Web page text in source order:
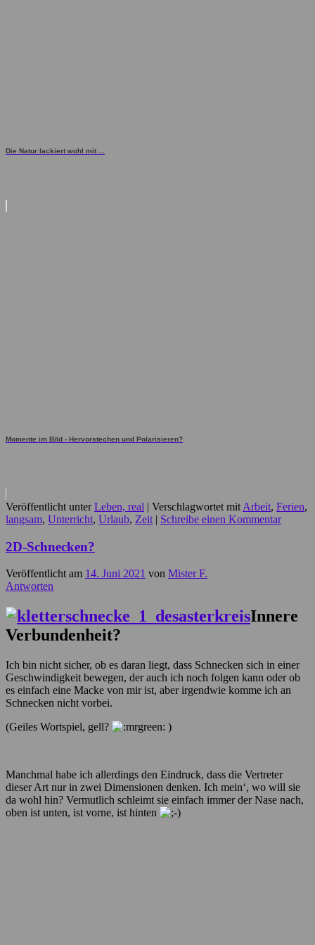
Die Natur lackiert wohl mit ...
Momente im Bild - Hervorstechen und Polarisieren?
Veröffentlicht unter Leben, real | Verschlagwortet mit Arbeit, Ferien,
langsam, Unterricht, Urlaub, Zeit | Schreibe einen Kommentar
2D-Schnecken?
Veröffentlicht am 14. Juni 2021 von Mister F.
Antworten
Innere
Verbundenheit?
Ich bin nicht sicher, ob es daran liegt, dass Schnecken sich in einer
Geschwindigkeit bewegen, der auch ich noch folgen kann oder ob
es einfach eine Macke von mir ist, aber irgendwie komme ich an
Schnecken nicht vorbei.
(Geiles Wortspiel, gell?
)
Manchmal habe ich allerdings den Eindruck, dass die Vertreter
dieser Art nur in zwei Dimensionen denken. Ich mein‘, wo will sie
da wohl hin? Vermutlich schleimt sie einfach immer der Nase nach,
oben ist unten, ist vorne, ist hinten